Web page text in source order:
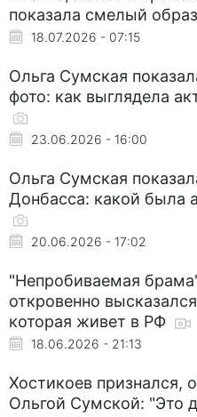
показала смелый образ
18.07.2026 - 07:15
Ольга Сумская
фото: как выглядела
23.06.2026 - 16:00
Ольга Сумская
Донбасса: какой была
20.06.2026 - 17:02
"Непробиваемая
откровенно
которая живет в РФ
18.06.2026 - 21:13
Хостикоев признался,
Ольгой Сумской: "Это